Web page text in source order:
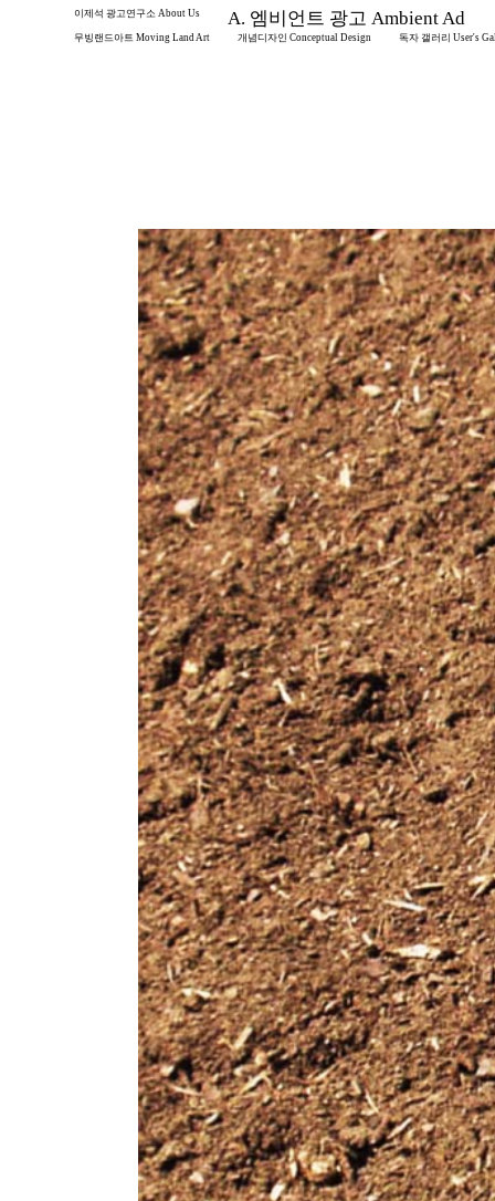
이제석 광고연구소 About Us A. 엠비언트 광고 Ambient Ad
무빙랜드아트 Moving Land Art 개념디자인 Conceptual Design 독자 갤러리 User's